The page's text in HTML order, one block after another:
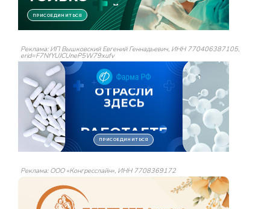
Реклама: ИП Вышковский Евгений Геннадьевич, ИНН 770406387105,
erid=F7NfYUJCUneP5W79xufv
Реклама: ООО «Конгресслайн», ИНН 7708369172